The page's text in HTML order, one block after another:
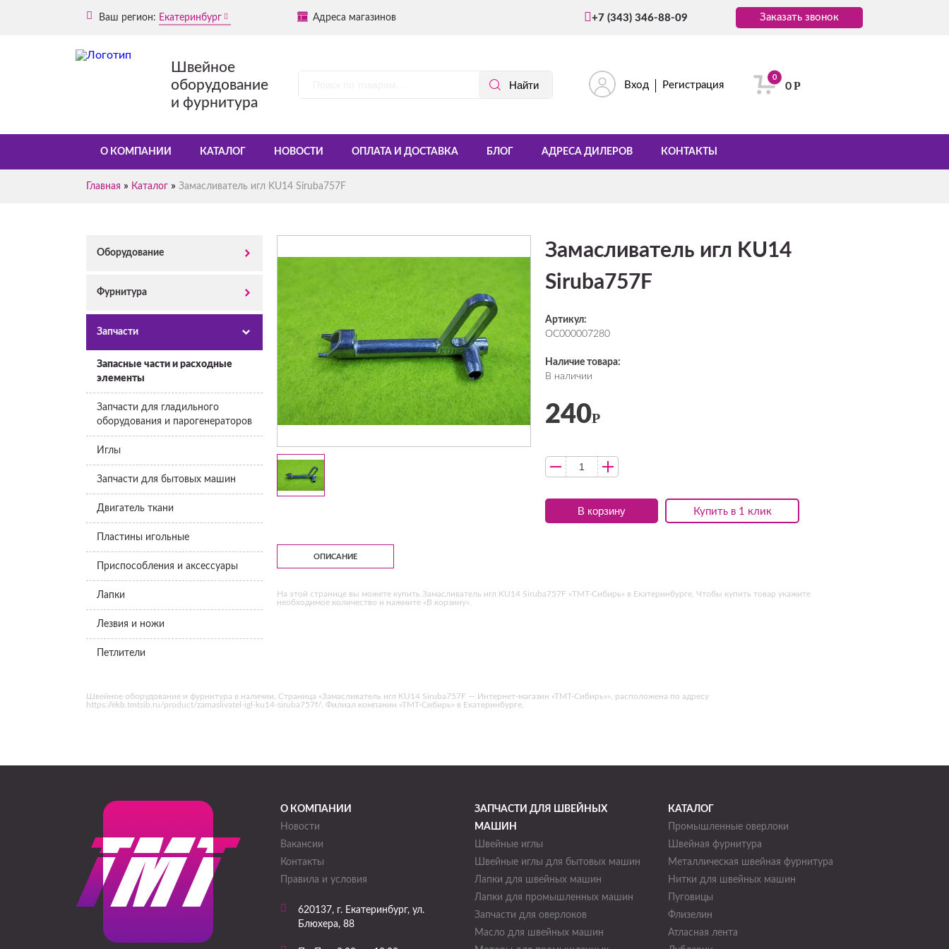
Ваш регион: Екатеринбург Адреса магазинов +7 (343) 346-88-09 Заказать звонок
Швейное
оборудование
и фурнитура
Вход Регистрация
0
0Р
О КОМПАНИИ КАТАЛОГ НОВОСТИ ОПЛАТА И ДОСТАВКА БЛОГ АДРЕСА ДИЛЕРОВ КОНТАКТЫ
Главная » Каталог » Замасливатель игл KU14 Siruba757F
Оборудование
Фурнитура
Запчасти
Запасные части и расходные
элементы
Запчасти для гладильного
оборудования и парогенераторов
Иглы
Запчасти для бытовых машин
Двигатель ткани
Пластины игольные
Приспособления и аксессуары
Лапки
Лезвия и ножи
Петлители
Замасливатель игл KU14
Siruba757F
Артикул:
ОС000007280
Наличие товара:
В наличии
Купить в 1 клик
240Р
В корзину
ОПИСАНИЕ
На этой странице вы можете купить Замасливатель игл KU14 Siruba757F «ТМТ-Сибирь» в Екатеринбурге. Чтобы купить товар укажите
необходимое количество и нажмите «В корзину».
Швейное оборудование и фурнитура в наличии. Страница «Замасливатель игл KU14 Siruba757F — Интернет-магазин «ТМТ-Сибирь»», расположена по адресу
https://ekb.tmtsib.ru/product/zamaslivatel-igl-ku14-siruba757f/. Филиал компании «ТМТ-Сибирь» в Екатеринбурге.
О КОМПАНИИ
Новости
Вакансии
Контакты
Правила и условия
620137, г. Екатеринбург, ул.
Блюхера, 88
ЗАПЧАСТИ ДЛЯ ШВЕЙНЫХ
МАШИН
Швейные иглы
Швейные иглы для бытовых машин
Лапки для швейных машин
Лапки для промышленных машин
Запчасти для оверлоков
Масло для швейных машин
КАТАЛОГ
Промышленные оверлоки
Швейная фурнитура
Металлическая швейная фурнитура
Нитки для швейных машин
Пуговицы
Флизелин
Атласная лента